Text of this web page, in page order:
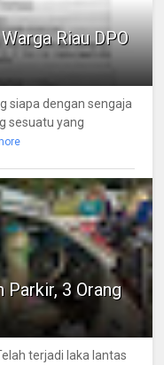
Riau DPO
siapa dengan sengaja
sesuatu yang
Parkir, 3 Orang
terjadi laka lantas